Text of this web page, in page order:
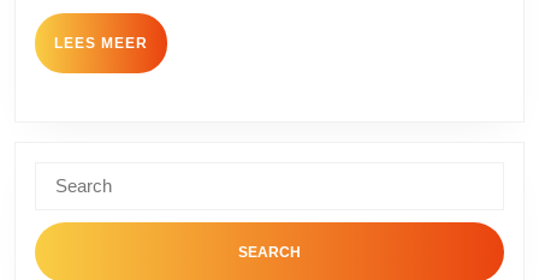
LEES MEER LEES
MEER
for: